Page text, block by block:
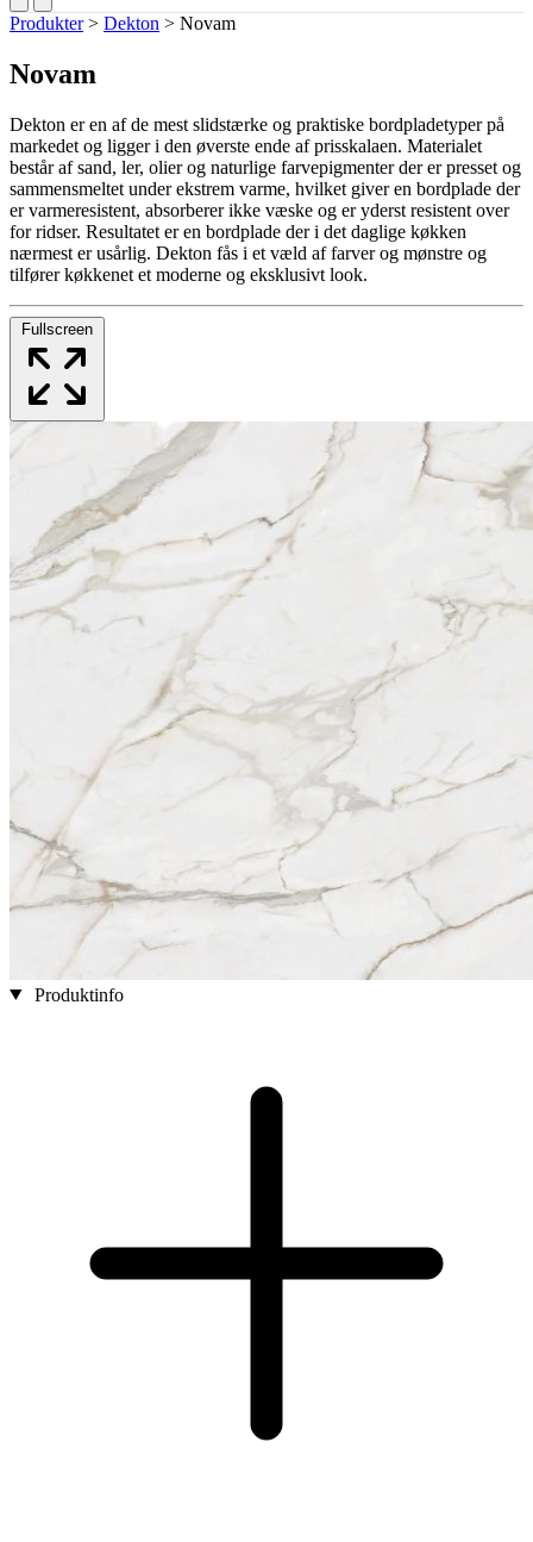
Produkter > Dekton > Novam
Novam
Dekton er en af de mest slidstærke og praktiske bordpladetyper på
markedet og ligger i den øverste ende af prisskalaen. Materialet
består af sand, ler, olier og naturlige farvepigmenter der er presset og
sammensmeltet under ekstrem varme, hvilket giver en bordplade der
er varmeresistent, absorberer ikke væske og er yderst resistent over
for ridser. Resultatet er en bordplade der i det daglige køkken
nærmest er usårlig. Dekton fås i et væld af farver og mønstre og
tilfører køkkenet et moderne og eksklusivt look.
Fullscreen
Produktinfo